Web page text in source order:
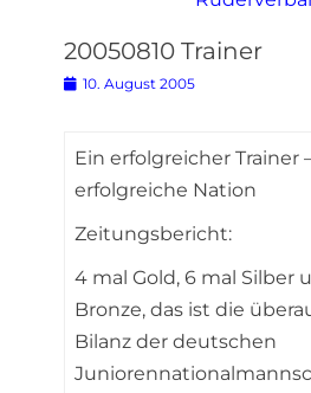
20050810 Trainer
Posted
10. August 2005
Ein erfolgreicher Trainer
erfolgreiche Nation
Zeitungsbericht:
4 mal Gold, 6 mal Silber
Bronze, das ist die
Bilanz der deutschen